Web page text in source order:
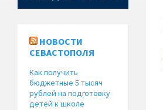
НОВОСТИ
СЕВАСТОПОЛЯ
Как получить
бюджетные 5 тысяч
рублей на подготовку
детей к школе